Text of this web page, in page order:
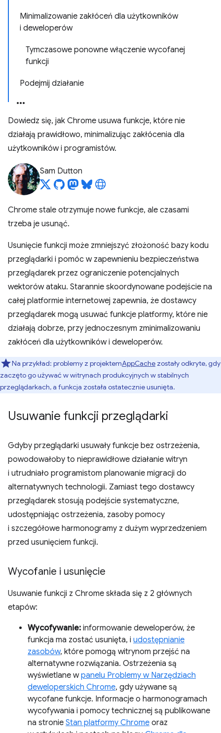
Minimalizowanie zakłóceń dla użytkowników
i deweloperów
Tymczasowe ponowne włączenie wycofanej
funkcji
Podejmij działanie
Dowiedz się, jak Chrome usuwa funkcje, które nie
działają prawidłowo, minimalizując zakłócenia dla
użytkowników i programistów.
Sam Dutton
Chrome stale otrzymuje nowe funkcje, ale czasami
trzeba je usunąć.
Usunięcie funkcji może zmniejszyć złożoność bazy kodu
przeglądarki i pomóc w zapewnieniu bezpieczeństwa
przeglądarek przez ograniczenie potencjalnych
wektorów ataku. Starannie skoordynowane podejście na
całej platformie internetowej zapewnia, że dostawcy
przeglądarek mogą usuwać funkcje platformy, które nie
działają dobrze, przy jednoczesnym zminimalizowaniu
zakłóceń dla użytkowników i deweloperów.
Na przykład: problemy z projektemAppCache zostały odkryte, gdy
zaczęto go używać w witrynach produkcyjnych w stabilnych
przeglądarkach, a funkcja została ostatecznie usunięta.
Usuwanie funkcji przeglądarki
Gdyby przeglądarki usuwały funkcje bez ostrzeżenia,
powodowałoby to nieprawidłowe działanie witryn
i utrudniało programistom planowanie migracji do
alternatywnych technologii. Zamiast tego dostawcy
przeglądarek stosują podejście systematyczne,
udostępniając ostrzeżenia, zasoby pomocy
i szczegółowe harmonogramy z dużym wyprzedzeniem
przed usunięciem funkcji.
Wycofanie i usunięcie
Usuwanie funkcji z Chrome składa się z 2 głównych
etapów:
Wycofywanie: informowanie deweloperów, że
funkcja ma zostać usunięta, i udostępnianie
zasobów, które pomogą witrynom przejść na
alternatywne rozwiązania. Ostrzeżenia są
wyświetlane wpanelu Problemy w Narzędziach
deweloperskich Chrome, gdy używane są
wycofane funkcje. Informacje o harmonogramach
wycofywania i pomocy technicznej są publikowane
na stronie Stan platformy Chrome oraz